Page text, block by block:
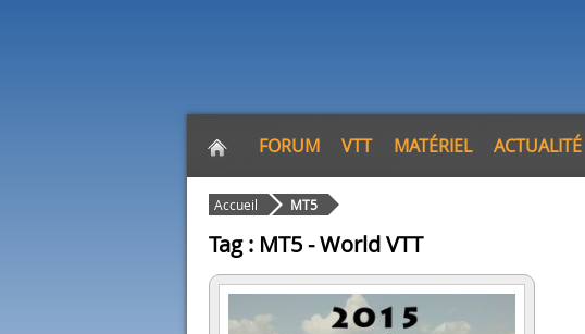
FORUM VTT MATÉRIEL ACTUALITÉ
Accueil MT5
Tag : MT5 - World VTT